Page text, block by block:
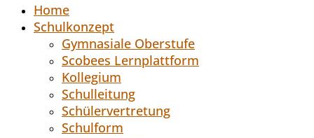
Home
Schulkonzept
Gymnasiale Oberstufe
Scobees Lernplattform
Kollegium
Schulleitung
Schülervertretung
Schulform